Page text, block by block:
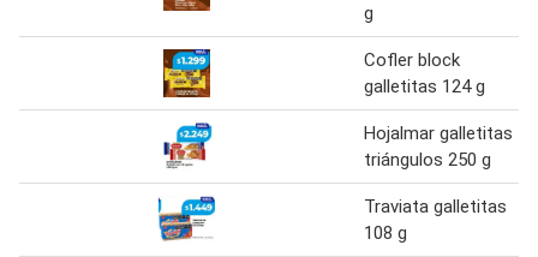
g
Cofler block
galletitas 124 g
Hojalmar galletitas
triángulos 250 g
Traviata galletitas
108 g